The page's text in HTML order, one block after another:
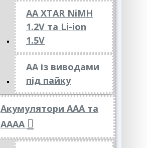
AA XTAR NiMH
1.2V та Li-ion
1.5V
АА із виводами
під пайку
Акумулятори ААА та
АААА